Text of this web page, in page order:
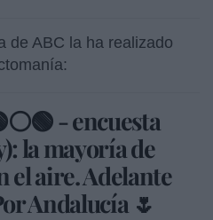
de ABC la ha realizado
- encuesta
la mayoría de
el aire. Adelante
Andalucía 🌷